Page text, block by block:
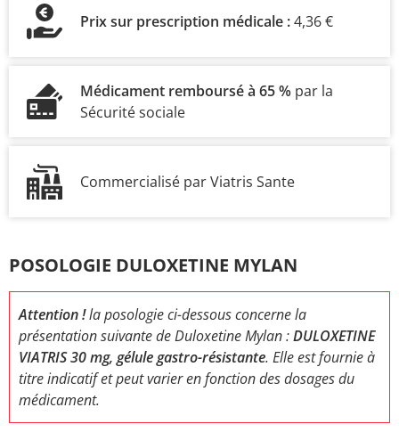
Prix sur prescription médicale :4,36 €
Médicament remboursé à 65 % par la
Sécurité sociale
Commercialisé par Viatris Sante
POSOLOGIE DULOXETINE MYLAN
Attention !la posologie ci-dessous concerne la
présentation suivante de Duloxetine Mylan :DULOXETINE
VIATRIS 30 mg, gélule gastro-résistante. Elle est fournie à
titre indicatif et peut varier en fonction des dosages du
médicament.